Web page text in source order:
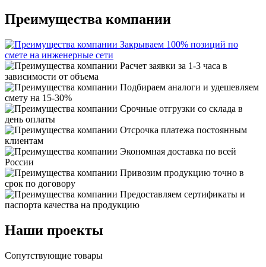
Преимущества компании
Закрываем 100% позиций по
смете на инженерные сети
Расчет заявки за 1-3 часа в
зависимости от объема
Подбираем аналоги и удешевляем
смету на 15-30%
Срочные отгрузки со склада в
день оплаты
Отсрочка платежа постоянным
клиентам
Экономная доставка по всей
России
Привозим продукцию точно в
срок по договору
Предоставляем сертификаты и
паспорта качества на продукцию
Наши проекты
Сопутствующие товары